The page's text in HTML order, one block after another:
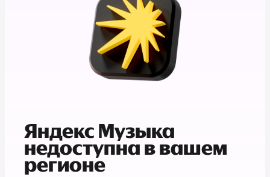
Яндекс Музыка
недоступна в вашем
регионе